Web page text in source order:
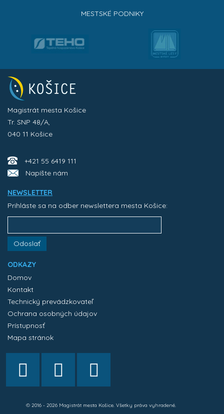
MESTSKÉ PODNIKY
Magistrát mesta Košice
Tr. SNP 48/A,
040 11 Košice
+421 55 6419 111
Napíšte nám
NEWSLETTER
Prihláste sa na odber newslettera mesta Košice:
Odoslať
ODKAZY
Domov
Kontakt
Technický prevádzkovateľ
Ochrana osobných údajov
Prístupnosť
Mapa stránok
© 2016 - 2026 Magistrát mesta Košice. Všetky práva vyhradené.